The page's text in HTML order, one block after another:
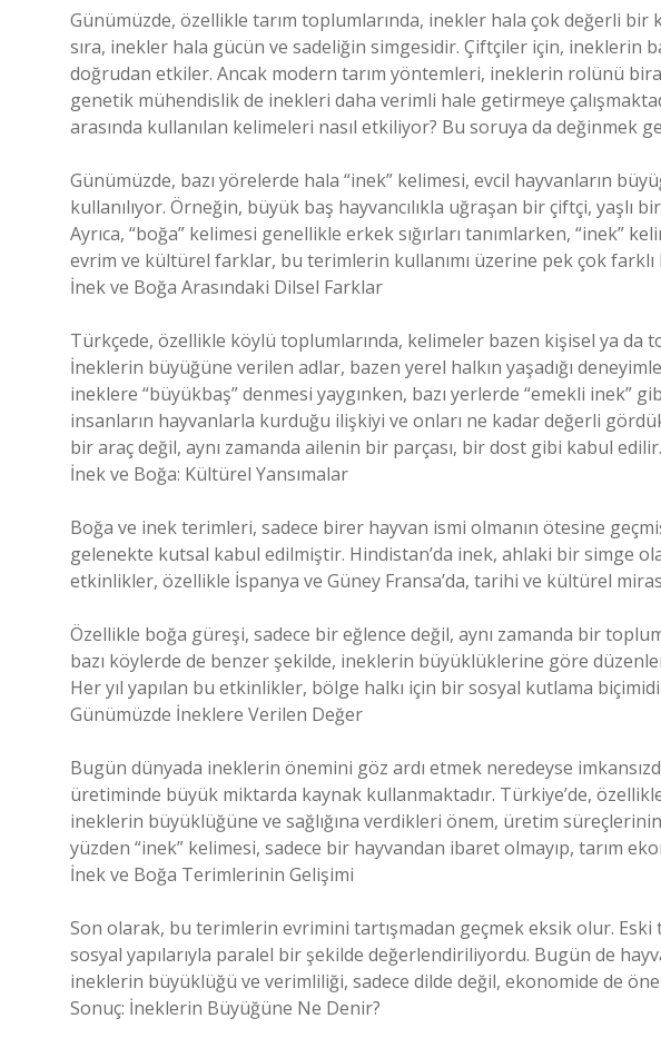
Günümüzde, özellikle tarım toplumlarında, inekler hala çok değerli bir
sıra, inekler hala gücün ve sadeliğin simgesidir. Çiftçiler için, ineklerin
doğrudan etkiler. Ancak modern tarım yöntemleri, ineklerin rolünü
genetik mühendislik de inekleri daha verimli hale getirmeye
arasında kullanılan kelimeleri nasıl etkiliyor? Bu soruya da değinmek
Günümüzde, bazı yörelerde hala “inek” kelimesi, evcil hayvanların
kullanılıyor. Örneğin, büyük baş hayvancılıkla uğraşan bir çiftçi, yaşlı
Ayrıca, “boğa” kelimesi genellikle erkek sığırları tanımlarken, “inek”
evrim ve kültürel farklar, bu terimlerin kullanımı üzerine pek çok farklı
İnek ve Boğa Arasındaki Dilsel Farklar
Türkçede, özellikle köylü toplumlarında, kelimeler bazen kişisel ya da
İneklerin büyüğüne verilen adlar, bazen yerel halkın yaşadığı
ineklere “büyükbaş” denmesi yaygınken, bazı yerlerde “emekli inek”
insanların hayvanlarla kurduğu ilişkiyi ve onları ne kadar değerli
bir araç değil, aynı zamanda ailenin bir parçası, bir dost gibi kabul edilir.
İnek ve Boğa: Kültürel Yansımalar
Boğa ve inek terimleri, sadece birer hayvan ismi olmanın ötesine
gelenekte kutsal kabul edilmiştir. Hindistan’da inek, ahlaki bir simge
etkinlikler, özellikle İspanya ve Güney Fransa’da, tarihi ve kültürel
Özellikle boğa güreşi, sadece bir eğlence değil, aynı zamanda bir
bazı köylerde de benzer şekilde, ineklerin büyüklüklerine göre
Her yıl yapılan bu etkinlikler, bölge halkı için bir sosyal kutlama
Günümüzde İneklere Verilen Değer
Bugün dünyada ineklerin önemini göz ardı etmek neredeyse
üretiminde büyük miktarda kaynak kullanmaktadır. Türkiye’de,
ineklerin büyüklüğüne ve sağlığına verdikleri önem, üretim
yüzden “inek” kelimesi, sadece bir hayvandan ibaret olmayıp, tarım
İnek ve Boğa Terimlerinin Gelişimi
Son olarak, bu terimlerin evrimini tartışmadan geçmek eksik olur.
sosyal yapılarıyla paralel bir şekilde değerlendiriliyordu. Bugün de
ineklerin büyüklüğü ve verimliliği, sadece dilde değil, ekonomide de
Sonuç: İneklerin Büyüğüne Ne Denir?